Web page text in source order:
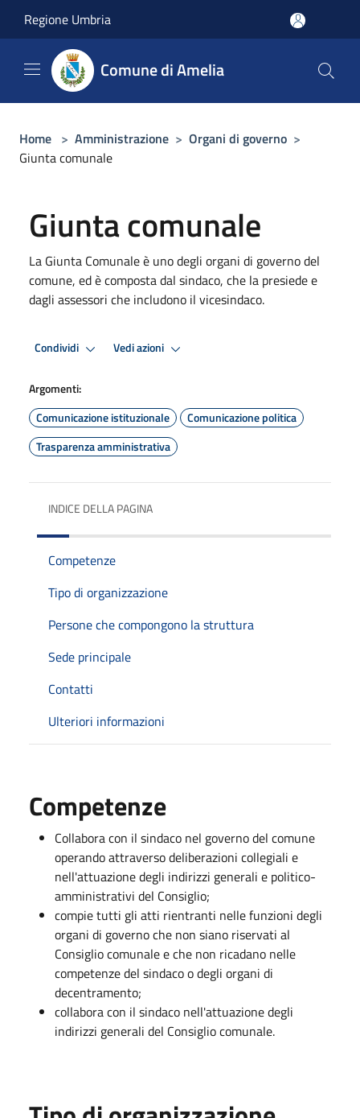
Regione Umbria
Comune di Amelia
Home > Amministrazione > Organi di governo >
Giunta comunale
Giunta comunale
La Giunta Comunale è uno degli organi di governo del
comune, ed è composta dal sindaco, che la presiede e
dagli assessori che includono il vicesindaco.
Condividi Vedi azioni
Argomenti:
Comunicazione istituzionale
Comunicazione politica
Trasparenza amministrativa
INDICE DELLA PAGINA
Competenze
Tipo di organizzazione
Persone che compongono la struttura
Sede principale
Contatti
Ulteriori informazioni
Competenze
Collabora con il sindaco nel governo del comune
operando attraverso deliberazioni collegiali e
nell'attuazione degli indirizzi generali e politico-
amministrativi del Consiglio;
compie tutti gli atti rientranti nelle funzioni degli
organi di governo che non siano riservati al
Consiglio comunale e che non ricadano nelle
competenze del sindaco o degli organi di
decentramento;
collabora con il sindaco nell'attuazione degli
indirizzi generali del Consiglio comunale.